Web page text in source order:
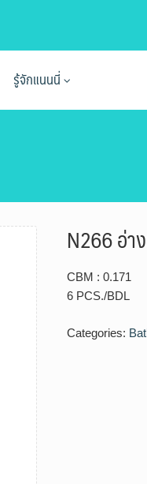
รู้จักแนนนี่
N266 อ่า
CBM : 0.171
6 PCS./BDL
Categories: